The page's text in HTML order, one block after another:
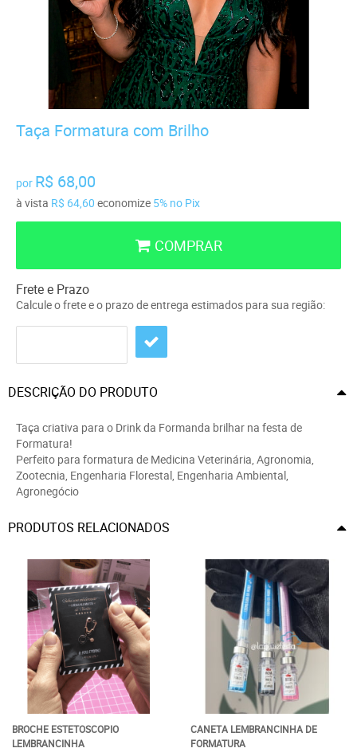
Taça Formatura com Brilho
por R$ 68,00
à vista R$ 64,60 economize 5% no Pix
COMPRAR
Frete e Prazo
Calcule o frete e o prazo de entrega estimados para sua região:
DESCRIÇÃO DO PRODUTO
Taça criativa para o Drink da Formanda brilhar na festa de
Formatura!
Perfeito para formatura de Medicina Veterinária, Agronomia,
Zootecnia, Engenharia Florestal, Engenharia Ambiental,
Agronegócio
PRODUTOS RELACIONADOS
BROCHE ESTETOSCOPIO
LEMBRANCINHA
CANETA LEMBRANCINHA DE
FORMATURA